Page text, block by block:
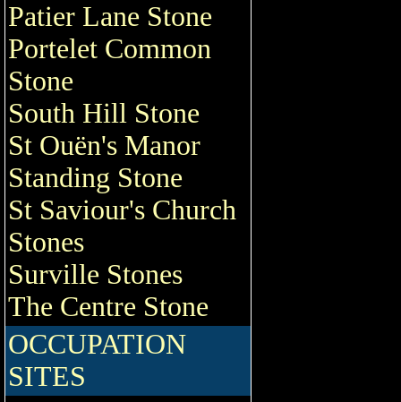
Patier Lane Stone
Portelet Common
Stone
South Hill Stone
St Ouën's Manor
Standing Stone
St Saviour's Church
Stones
Surville Stones
The Centre Stone
OCCUPATION
SITES